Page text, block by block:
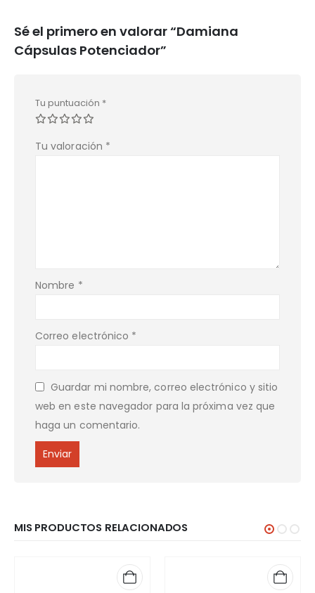
Sé el primero en valorar “Damiana
Cápsulas Potenciador”
Tu puntuación *
Tu valoración *
Nombre *
Correo electrónico *
Guardar mi nombre, correo electrónico y sitio
web en este navegador para la próxima vez que
haga un comentario.
MIS PRODUCTOS RELACIONADOS